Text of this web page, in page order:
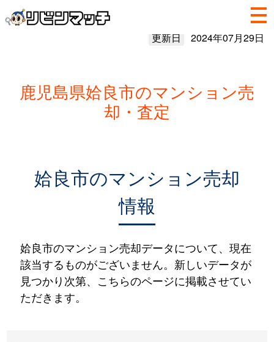
更新日 2024年07月29日
鹿児島県姶良市のマンション売
却・査定
姶良市のマンション売却
情報
姶良市のマンション売却データについて、現在
該当するものがございません。新しいデータが
見つかり次第、こちらのページに掲載させてい
ただきます。